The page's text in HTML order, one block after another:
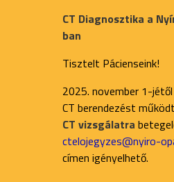
CT Diagnosztika a
ban
Tisztelt Pácienseink!
2025. november 1-
CT berendezést
CT vizsgálatra
ctelojegyzes@nyiro-
címen igényelhető.